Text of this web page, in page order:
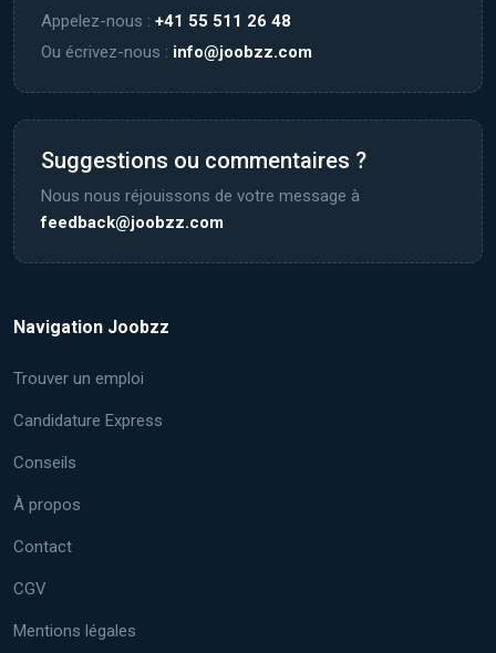
Appelez-nous : +41 55 511 26 48
Ou écrivez-nous : info@joobzz.com
Suggestions ou commentaires ?
Nous nous réjouissons de votre message à
feedback@joobzz.com
Navigation Joobzz
Trouver un emploi
Candidature Express
Conseils
À propos
Contact
CGV
Mentions légales